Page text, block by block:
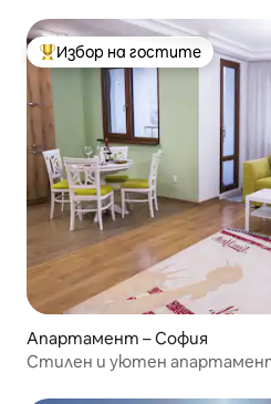
Най-популярен избор на
Избор на гостите
Апартамент – София
Стилен и уютен апартамент